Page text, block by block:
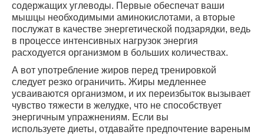
содержащих углеводы. Первые обеспечат ваши
мышцы необходимыми аминокислотами, а вторые
послужат в качестве энергетической подзарядки, ведь
в процессе интенсивных нагрузок энергия
расходуется организмом в больших количествах.
А вот употребление жиров перед тренировкой
следует резко ограничить. Жиры медленнее
усваиваются организмом, и их переизбыток вызывает
чувство тяжести в желудке, что не способствует
энергичным упражнениям. Если вы
используете диеты, отдавайте предпочтение вареным